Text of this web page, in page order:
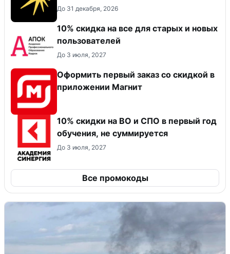
До 31 декабря, 2026
10% скидка на все для старых и новых
пользователей
До 3 июля, 2027
Оформить первый заказ со скидкой в
приложении Магнит
10% скидки на ВО и СПО в первый год
обучения, не суммируется
До 3 июля, 2027
Все промокоды